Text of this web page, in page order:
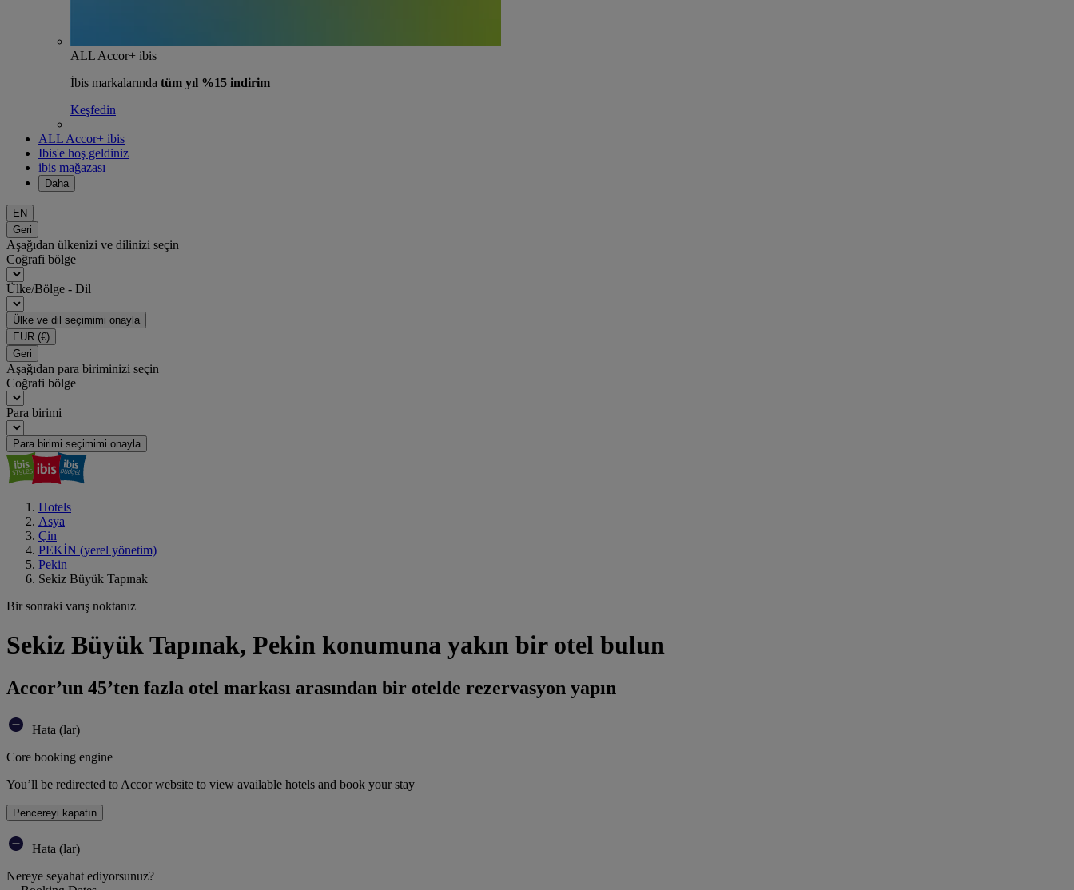
ALL Accor+ ibis
İbis markalarında tüm yıl %15 indirim
Keşfedin
ALL Accor+ ibis
Ibis'e hoş geldiniz
ibis mağazası
Daha
EN
Geri
Aşağıdan ülkenizi ve dilinizi seçin
Coğrafi bölge
Ülke/Bölge - Dil
Ülke ve dil seçimimi onayla
EUR (€)
Geri
Aşağıdan para biriminizi seçin
Coğrafi bölge
Para birimi
Para birimi seçimimi onayla
Hotels
Asya
Çin
PEKİN (yerel yönetim)
Pekin
Sekiz Büyük Tapınak
Bir sonraki varış noktanız
Sekiz Büyük Tapınak, Pekin konumuna yakın bir otel bulun
Accor’un 45’ten fazla otel markası arasından bir otelde rezervasyon yapın
Hata (lar)
Core booking engine
You’ll be redirected to Accor website to view available hotels and book your stay
Pencereyi kapatın
Hata (lar)
Nereye seyahat ediyorsunuz?